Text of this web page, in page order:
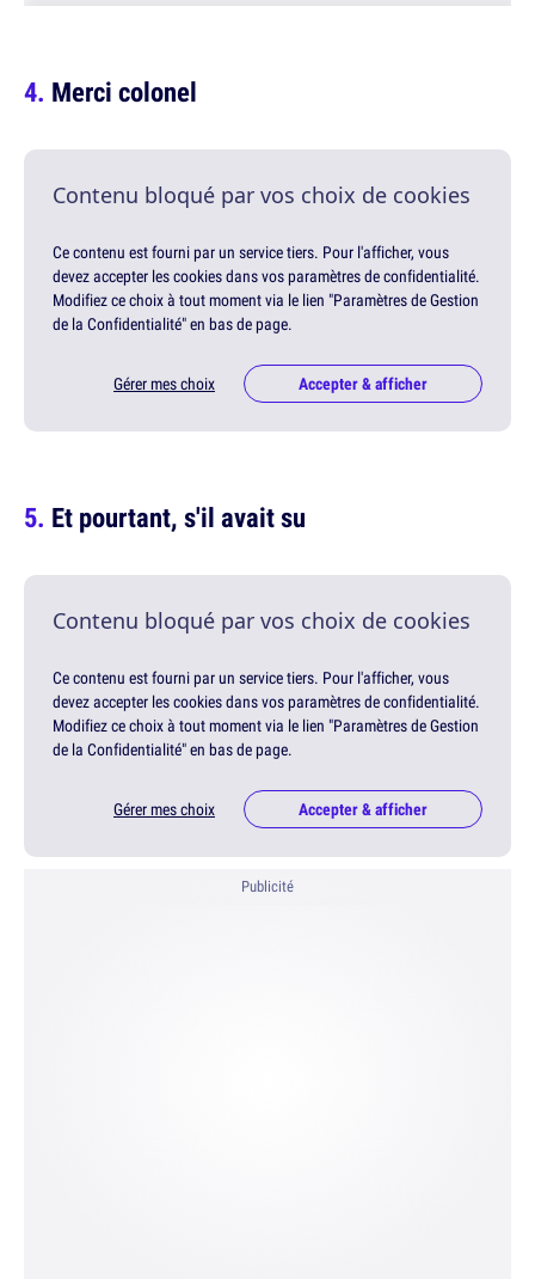
Merci colonel
Contenu bloqué par vos choix de cookies
Ce contenu est fourni par un service tiers. Pour l'afficher, vous
devez accepter les cookies dans vos paramètres de confidentialité.
Modifiez ce choix à tout moment via le lien "Paramètres de Gestion
de la Confidentialité" en bas de page.
Gérer mes choix Accepter & afficher
Et pourtant, s'il avait su
Contenu bloqué par vos choix de cookies
Ce contenu est fourni par un service tiers. Pour l'afficher, vous
devez accepter les cookies dans vos paramètres de confidentialité.
Modifiez ce choix à tout moment via le lien "Paramètres de Gestion
de la Confidentialité" en bas de page.
Gérer mes choix Accepter & afficher
Publicité